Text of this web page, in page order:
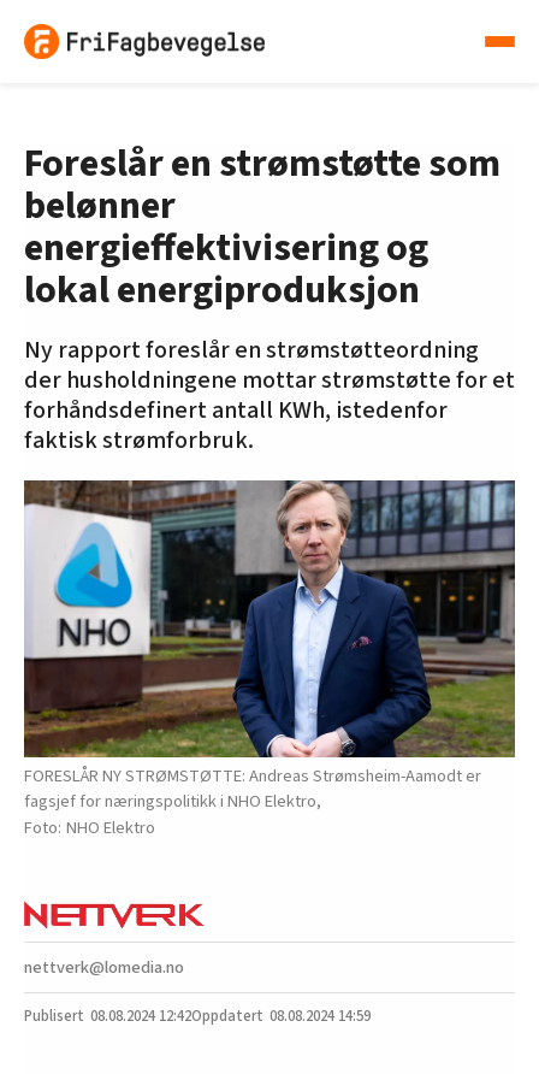
Foreslår en strømstøtte som
belønner
energieffektivisering og
lokal energiproduksjon
Ny rapport foreslår en strømstøtteordning
der husholdningene mottar strømstøtte for et
forhåndsdefinert antall KWh, istedenfor
faktisk strømforbruk.
FORESLÅR NY STRØMSTØTTE: Andreas Strømsheim-Aamodt er
fagsjef for næringspolitikk i NHO Elektro,
NHO Elektro
nettverk@lomedia.no
08.08.2024 12:42 08.08.2024 14:59